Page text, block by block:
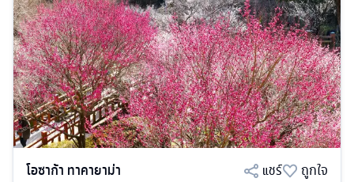
โอซาก้า ทาคายาม่า แชร์
ถูกใจ